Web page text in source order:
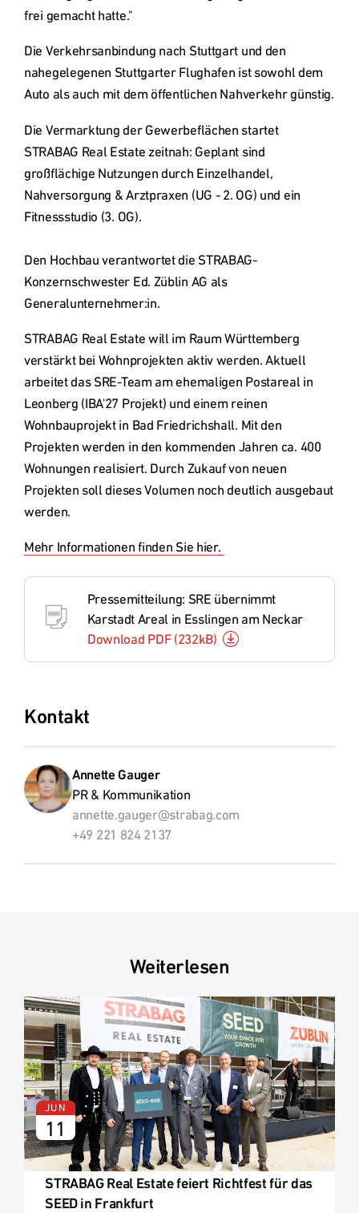
frei gemacht hatte."
Die Verkehrsanbindung nach Stuttgart und den
nahegelegenen Stuttgarter Flughafen ist sowohl dem
Auto als auch mit dem öffentlichen Nahverkehr günstig.
Die Vermarktung der Gewerbeflächen startet
STRABAG Real Estate zeitnah: Geplant sind
großflächige Nutzungen durch Einzelhandel,
Nahversorgung & Arztpraxen (UG - 2. OG) und ein
Fitnessstudio (3. OG).
Den Hochbau verantwortet die STRABAG-
Konzernschwester Ed. Züblin AG als
Generalunternehmer:in.
STRABAG Real Estate will im Raum Württemberg
verstärkt bei Wohnprojekten aktiv werden. Aktuell
arbeitet das SRE-Team am ehemaligen Postareal in
Leonberg (IBA'27 Projekt) und einem reinen
Wohnbauprojekt in Bad Friedrichshall. Mit den
Projekten werden in den kommenden Jahren ca. 400
Wohnungen realisiert. Durch Zukauf von neuen
Projekten soll dieses Volumen noch deutlich ausgebaut
werden.
Mehr Informationen finden Sie hier.
Pressemitteilung: SRE übernimmt
Karstadt Areal in Esslingen am Neckar
Download PDF (232kB)
Kontakt
Annette Gauger
PR & Kommunikation
annette.gauger@strabag.com
+49 221 824 2137
Weiterlesen
JUN
11
STRABAG Real Estate feiert Richtfest für das
SEED in Frankfurt